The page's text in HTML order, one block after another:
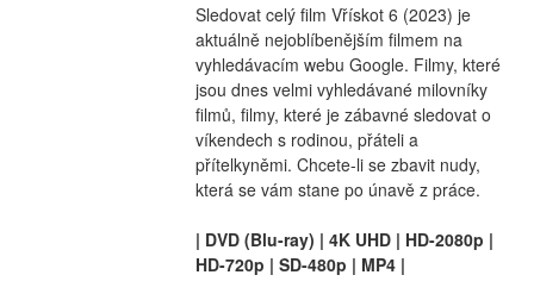
Sledovat celý film Vřískot 6 (2023) je
aktuálně nejoblíbenějším filmem na
vyhledávacím webu Google. Filmy, které
jsou dnes velmi vyhledávané milovníky
filmů, filmy, které je zábavné sledovat o
víkendech s rodinou, přáteli a
přítelkyněmi. Chcete-li se zbavit nudy,
která se vám stane po únavě z práce.
| DVD (Blu-ray) | 4K UHD | HD-2080p |
HD-720p | SD-480p | MP4 |